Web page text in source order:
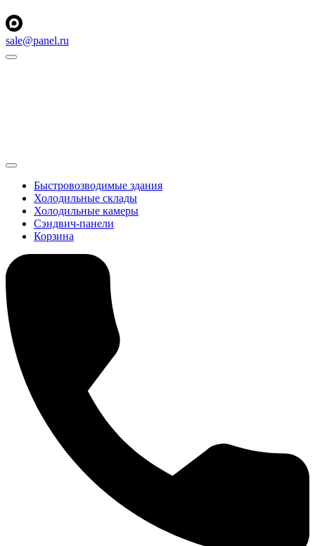
sale@panel.ru
Быстровозводимые здания
Холодильные склады
Холодильные камеры
Сэндвич-панели
Корзина